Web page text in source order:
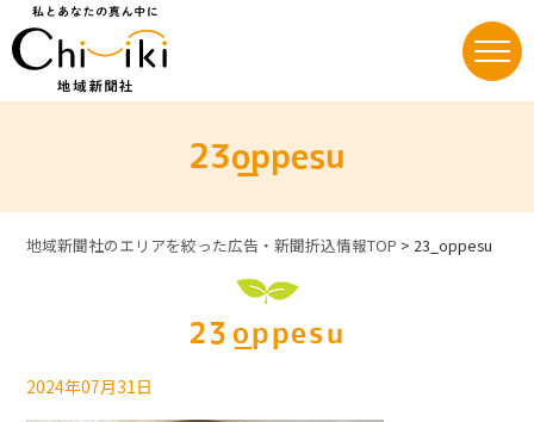
23_oppesu
地域新聞社のエリアを絞った広告・新聞折込情報TOP >23_oppesu
23_oppesu
2024年07月31日